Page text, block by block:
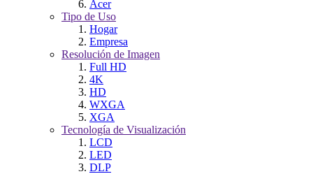
Acer
Tipo de Uso
Hogar
Empresa
Resolución de Imagen
Full HD
4K
HD
WXGA
XGA
Tecnología de Visualización
LCD
LED
DLP